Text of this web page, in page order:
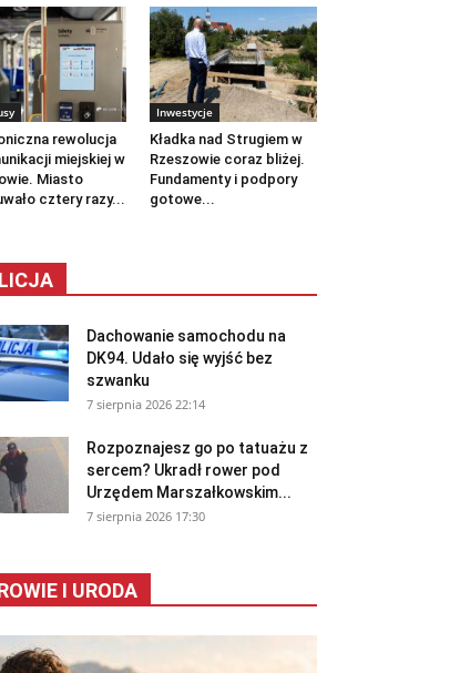
rewolucja
miejskiej w
Miasto
cztery razy...
Inwestycje
Kładka nad Strugiem w
Rzeszowie coraz bliżej.
Fundamenty i podpory
gotowe...
Dachowanie samochodu na
DK94. Udało się wyjść bez
szwanku
7 sierpnia 2026 22:14
Rozpoznajesz go po tatuażu z
sercem? Ukradł rower pod
Urzędem Marszałkowskim...
7 sierpnia 2026 17:30
I URODA